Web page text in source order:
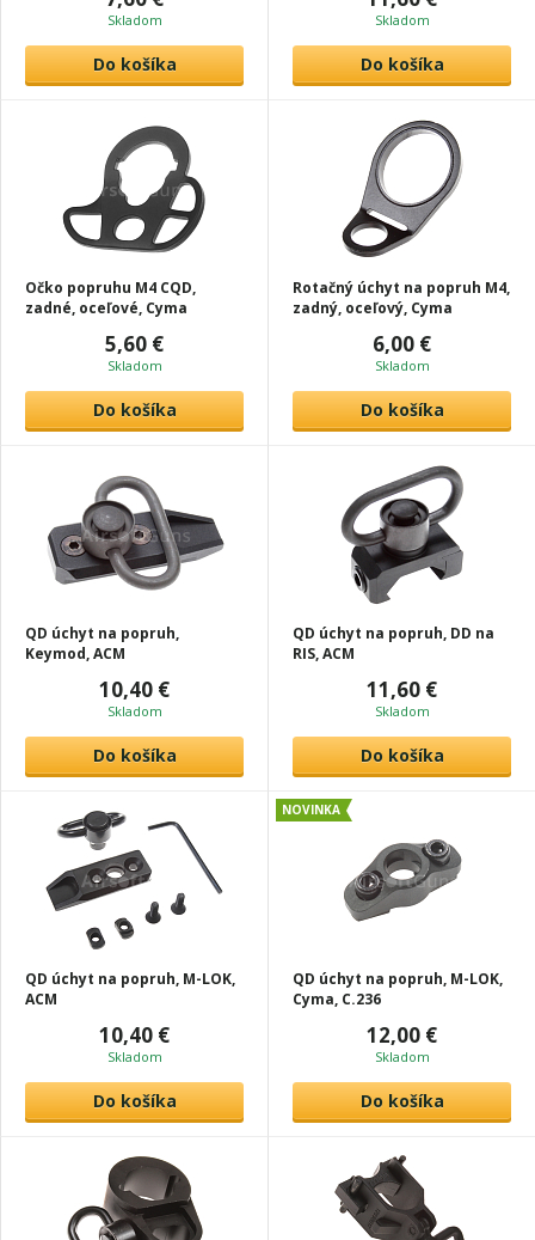
Skladom
Do košíka
Skladom
Do košíka
Očko popruhu M4 CQD,
zadné, oceľové, Cyma
5,60 €
Skladom
Do košíka
Rotačný úchyt na popruh M4,
zadný, oceľový, Cyma
6,00 €
Skladom
Do košíka
QD úchyt na popruh,
Keymod, ACM
10,40 €
Skladom
Do košíka
QD úchyt na popruh, DD na
RIS, ACM
11,60 €
Skladom
Do košíka
QD úchyt na popruh, M-LOK,
ACM
10,40 €
Skladom
Do košíka
QD úchyt na popruh, M-LOK,
Cyma, C.236
12,00 €
Skladom
NOVINKA
Do košíka